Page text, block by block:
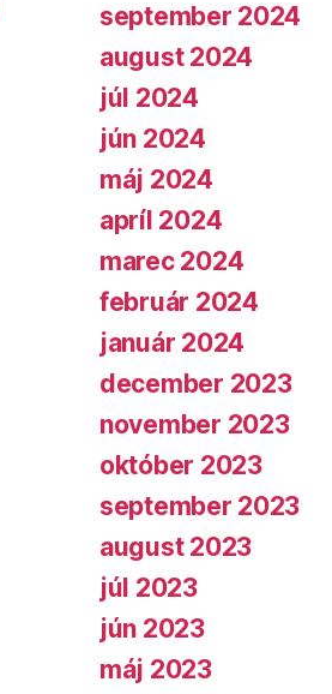
september 2024
august 2024
júl 2024
jún 2024
máj 2024
apríl 2024
marec 2024
február 2024
január 2024
december 2023
november 2023
október 2023
september 2023
august 2023
júl 2023
jún 2023
máj 2023